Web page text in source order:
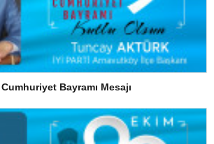
Bayramı Mesajı